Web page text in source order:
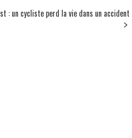
: un cycliste perd la vie dans un accident